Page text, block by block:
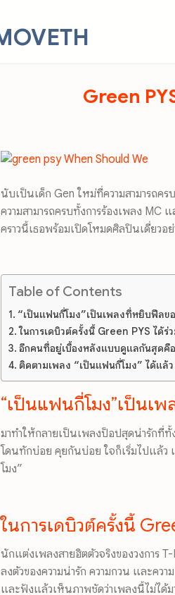
Green
นับเป็นเด็ก Gen ใหม่ที่ความสามารถ
ความสามารถครบทั้งการร้องเพลง
คราวนี้เธอพร้อมเปิดโหมดศิลปินเดี่ยวอ
Table of Contents
“เป็นแฟนกี่โมง”เป็นเพลงที่หยิบฟีลข
ในการเดบิวต์ครั้งนี้ Green PYS ได้
อีกคนที่อยู่เบื้องหลังแบบดูแลกันสุดคื
ติดตามเพลง “เป็นแฟนกี่โมง” ได้แล้ว
“เป็นแฟนกี่โมง”เป็นเ
มาทำให้กลายเป็นเพลงป็อปสุดน่ารักที่
โดนทักบ่อย คุยกันบ่อย ใจก็เริ่มไปแล้ว
โมง”
ในการเดบิวต์ครั้งนี้
นักแต่งเพลงสายฮิตตัวจริงของวงการ
ลงตัวของความน่ารัก ความกวน และคว
และฟังแล้วเห็นภาพชัดว่าเพลงนี้ไม่ได้